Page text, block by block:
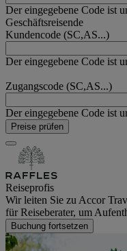
Der eingegebene Code ist
Geschäftsreisende
Kundencode (SC,AS...)
Der eingegebene Code ist
Zugangscode (SC,AS...)
Der eingegebene Code ist
Preise prüfen
Reiseprofis
Wir leiten Sie zu Accor
für Reiseberater, um
Buchung fortsetzen